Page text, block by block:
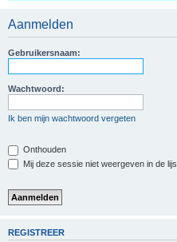
Aanmelden
Gebruikersnaam:
Wachtwoord:
Ik ben mijn wachtwoord vergeten
Onthouden
Mij deze sessie niet weergeven in de
REGISTREER